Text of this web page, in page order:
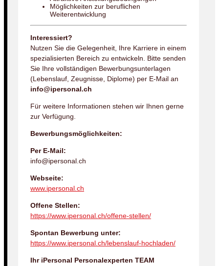
Möglichkeiten zur beruflichen
Weiterentwicklung
Interessiert?
Nutzen Sie die Gelegenheit, Ihre Karriere in einem
spezialisierten Bereich zu entwickeln. Bitte senden
Sie Ihre vollständigen Bewerbungsunterlagen
(Lebenslauf, Zeugnisse, Diplome) per E-Mail an
info@ipersonal.ch
Für weitere Informationen stehen wir Ihnen gerne
zur Verfügung.
Bewerbungsmöglichkeiten:
Per E-Mail:
info@ipersonal.ch
Webseite:
www.ipersonal.ch
Offene Stellen:
https://www.ipersonal.ch/offene-stellen/
Spontan Bewerbung unter:
https://www.ipersonal.ch/lebenslauf-hochladen/
Ihr iPersonal Personalexperten TEAM